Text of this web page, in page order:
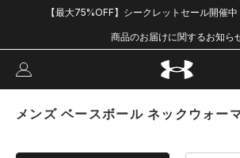
【最大75%OFF】シークレットセール開催
商品のお届けに関するお知ら
メンズ ベースボール ネックウォー